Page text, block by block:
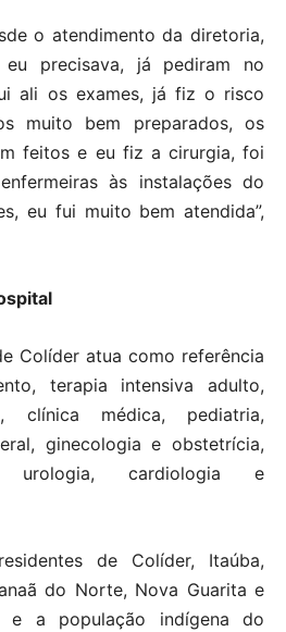
o atendimento da diretoria,
precisava, já pediram no
ali os exames, já fiz o risco
muito bem preparados, os
feitos e eu fiz a cirurgia, foi
às instalações do
eu fui muito bem atendida”,
Colíder atua como referência
terapia intensiva adulto,
clínica médica, pediatria,
ginecologia e obstetrícia,
urologia, cardiologia e
de Colíder, Itaúba,
do Norte, Nova Guarita e
e a população indígena do